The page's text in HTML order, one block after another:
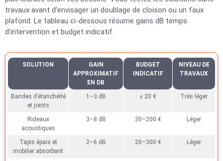
travaux avant d’envisager un doublage de cloison ou un faux
plafond. Le tableau ci-dessous résume gains dB temps
d’intervention et budget indicatif.
SOLUTION
GAIN
APPROXIMATIF
EN DB
BUDGET
INDICATIF
NIVEAU DE
TRAVAUX
Bandes d’étanchéité
et joints
1–3 dB ≤ 20 € Très léger
Rideaux
acoustiques
3–8 dB 30–200 € Léger
Tapis épais et
mobilier absorbant
2–6 dB 20–300 € Léger